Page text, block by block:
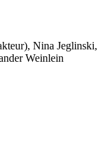
Nina Jeglinski,
Weinlein